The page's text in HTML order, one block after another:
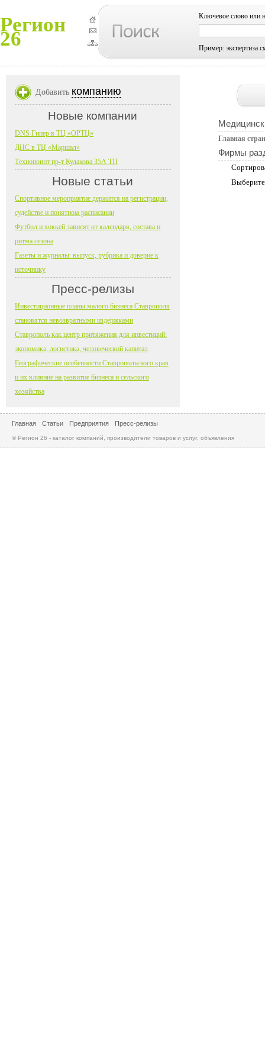
Регион
26
Ключевое слово или
Пример: экспертиза
Главная
Фирмы
Добавить компанию
Новые компании
DNS Гипер в ТЦ «ОРТЦ»
ДНС в ТЦ «Маршал»
Технопоинт пр-т Кулакова 35А ТП
Новые статьи
Спортивное мероприятие держится на регистрации,
судействе и понятном расписании
Футбол и хоккей зависят от календаря, состава и
ритма сезона
Газеты и журналы: выпуск, рубрика и доверие к
источнику
Пресс-релизы
Инвестиционные планы малого бизнеса Ставрополя
становятся невозвратными издержками
Ставрополь как центр притяжения для инвестиций:
экономика, логистика, человеческий капитал
Географические особенности Ставропольского края
и их влияние на развитие бизнеса и сельского
хозяйства
Главная Статьи Предприятия Пресс-релизы
© Регион 26 - каталог компаний, производители товаров и услуг, объявления